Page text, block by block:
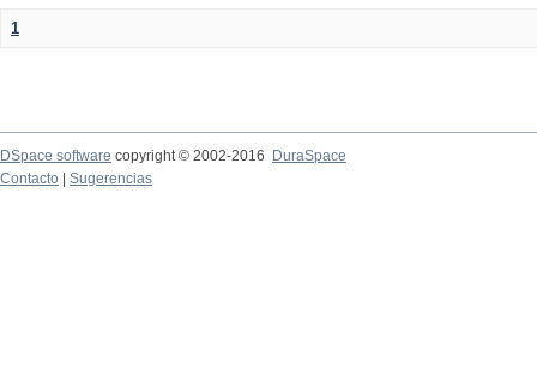
1
DSpace software copyright © 2002-2016
DuraSpace
Contacto
Sugerencias